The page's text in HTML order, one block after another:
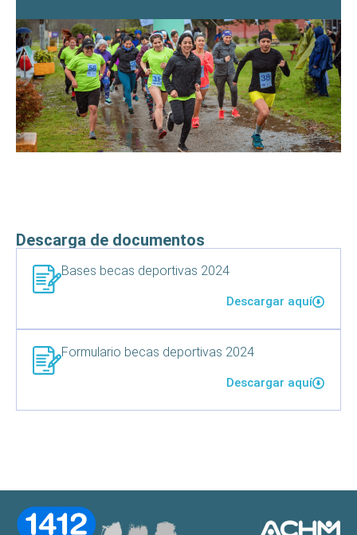
Descarga de documentos
Bases becas deportivas 2024
Descargar aquí
Formulario becas deportivas 2024
Descargar aquí